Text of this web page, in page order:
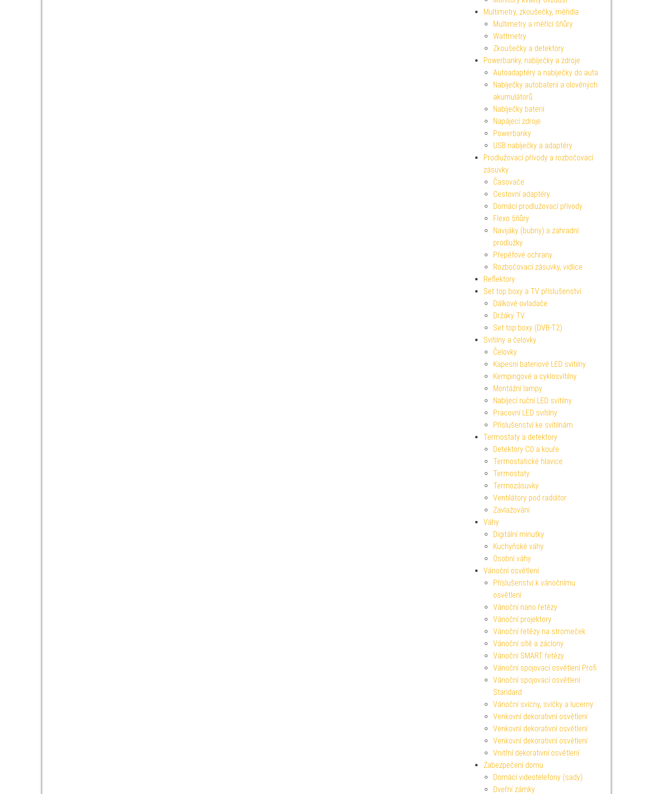
Multimetry, zkoušečky, měřidla
Multimetry a měřící šňůry
Wattmetry
Zkoušečky a detektory
Powerbanky, nabíječky a zdroje
Autoadaptéry a nabíječky do auta
Nabíječky autobaterií a olověných
akumulátorů
Nabíječky baterií
Napájecí zdroje
Powerbanky
USB nabíječky a adaptéry
Prodlužovací přívody a rozbočovací
zásuvky
Časovače
Cestovní adaptéry
Domácí prodlužovací přívody
Flexo šňůry
Navijáky (bubny) a zahradní
prodlužky
Přepěťové ochrany
Rozbočovací zásuvky, vidlice
Reflektory
Set top boxy a TV příslušenství
Dálkové ovladače
Držáky TV
Set top boxy (DVB-T2)
Svítilny a čelovky
Čelovky
Kapesní bateriové LED svítilny
Kempingové a cyklosvítilny
Montážní lampy
Nabíjecí ruční LED svítilny
Pracovní LED svítilny
Příslušenství ke svítilnám
Termostaty a detektory
Detektory CO a kouře
Termostatické hlavice
Termostaty
Termozásuvky
Ventilátory pod radiátor
Zavlažování
Váhy
Digitální minutky
Kuchyňské váhy
Osobní váhy
Vánoční osvětlení
Příslušenství k vánočnímu
osvětlení
Vánoční nano řetězy
Vánoční projektory
Vánoční řetězy na stromeček
Vánoční sítě a záclony
Vánoční SMART řetězy
Vánoční spojovací osvětlení Profi
Vánoční spojovací osvětlení
Standard
Vánoční svícny, svíčky a lucerny
Venkovní dekorativní osvětlení
Venkovní dekorativní osvětlení
Venkovní dekorativní osvětlení
Vnitřní dekorativní osvětlení
Zabezpečení domu
Domácí videotelefony (sady)
Dveřní zámky